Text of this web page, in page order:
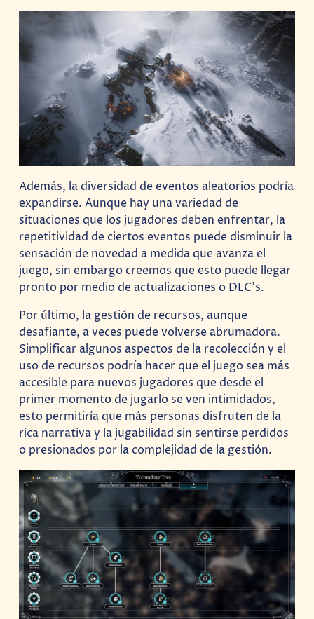
Además, la diversidad de eventos aleatorios podría
expandirse. Aunque hay una variedad de
situaciones que los jugadores deben enfrentar, la
repetitividad de ciertos eventos puede disminuir la
sensación de novedad a medida que avanza el
juego, sin embargo creemos que esto puede llegar
pronto por medio de actualizaciones o DLC’s.
Por último, la gestión de recursos, aunque
desafiante, a veces puede volverse abrumadora.
Simplificar algunos aspectos de la recolección y el
uso de recursos podría hacer que el juego sea más
accesible para nuevos jugadores que desde el
primer momento de jugarlo se ven intimidados,
esto permitiría que más personas disfruten de la
rica narrativa y la jugabilidad sin sentirse perdidos
o presionados por la complejidad de la gestión.